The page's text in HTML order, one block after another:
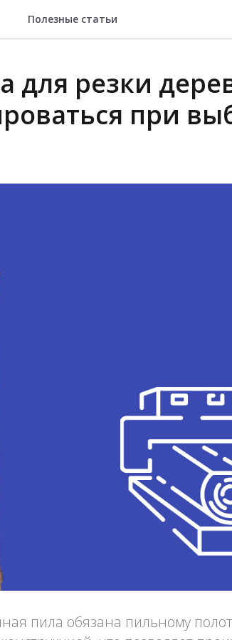
Полезные статьи
для резки
при
пила обязана пильному